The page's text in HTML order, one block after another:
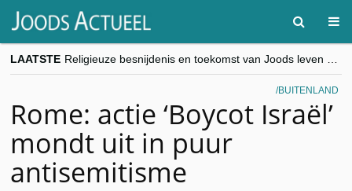
LAATSTE
“Besnijdenisdebat toont hoe moeilijk seculiere Westen minderheden begrijpt”, Jinnih Beels (Vooruit)
CITYTRIP | ROEMENIË – Boekarest: de verrassing van Oost-Europa
goKosher lanceert nieuwe website en samenwerking met Mishpacha voor kosher travel en simchas wereldwijd
BUITENLAND
Rome: actie ‘Boycot Israël’
mondt uit in puur
antisemitisme